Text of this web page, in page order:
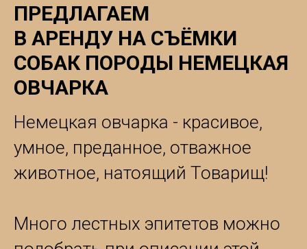
ПРЕДЛАГАЕМ
В АРЕНДУ НА СЪЁМКИ
СОБАК ПОРОДЫ НЕМЕЦКАЯ
ОВЧАРКА
Немецкая овчарка - красивое,
умное, преданное, отважное
животное, натоящий Товарищ!
Много лестных эпитетов можно